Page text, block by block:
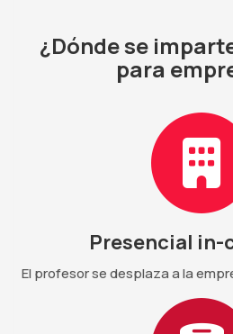
¿Dónde se
para
Presencial in-
El profesor se desplaza a la